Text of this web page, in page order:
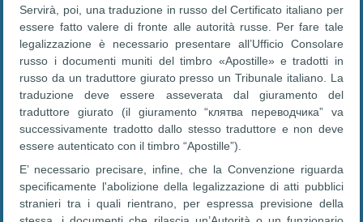
Servirà, poi, una traduzione in russo del Certificato italiano per
essere fatto valere di fronte alle autorità russe. Per fare tale
legalizzazione è necessario presentare all’Ufficio Consolare
russo i documenti muniti del timbro «Apostille» e tradotti in
russo da un traduttore giurato presso un Tribunale italiano. La
traduzione deve essere asseverata dal giuramento del
traduttore giurato (il giuramento “клятва переводчика” va
successivamente tradotto dallo stesso traduttore e non deve
essere autenticato con il timbro “Apostille”).
E’ necessario precisare, infine, che la Convenzione riguarda
specificamente l'abolizione della legalizzazione di atti pubblici
stranieri tra i quali rientrano, per espressa previsione della